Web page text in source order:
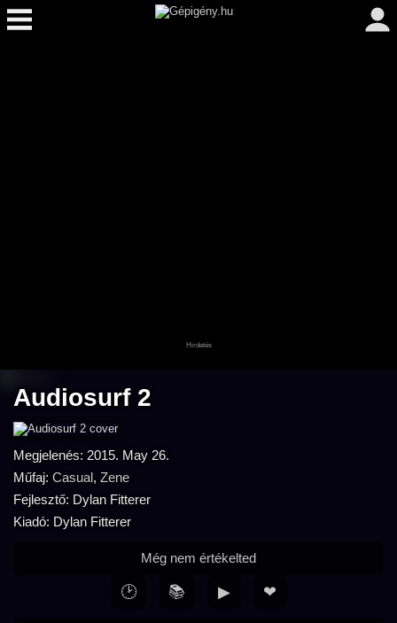
Audiosurf 2
Megjelenés: 2015. May 26.
Műfaj: Casual, Zene
Fejlesztő: Dylan Fitterer
Kiadó: Dylan Fitterer
Még nem értékelted
🕑 📚 ▶ ❤